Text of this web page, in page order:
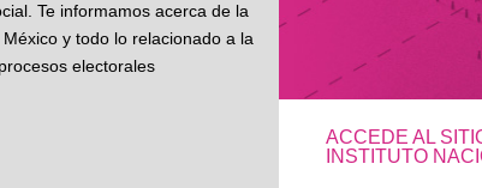
Te informamos acerca de la
y todo lo relacionado a la
electorales
ACCEDE AL
INSTITUTO